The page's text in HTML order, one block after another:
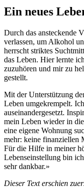
Ein neues
Durch das ansteckende
verlassen, um Alkohol
herrscht striktes
das Leben. Hier lernte
zuzuhören und mir zu
gestellt.
Mit der Unterstützung
Leben umgekrempelt.
auseinandergesetzt.
mein Leben wieder in
eine eigene Wohnung
mehr: keine finanziellen
Für die Hilfe in meiner
Lebenseinstellung bin
sehr dankbar.»
Dieser Text erschien